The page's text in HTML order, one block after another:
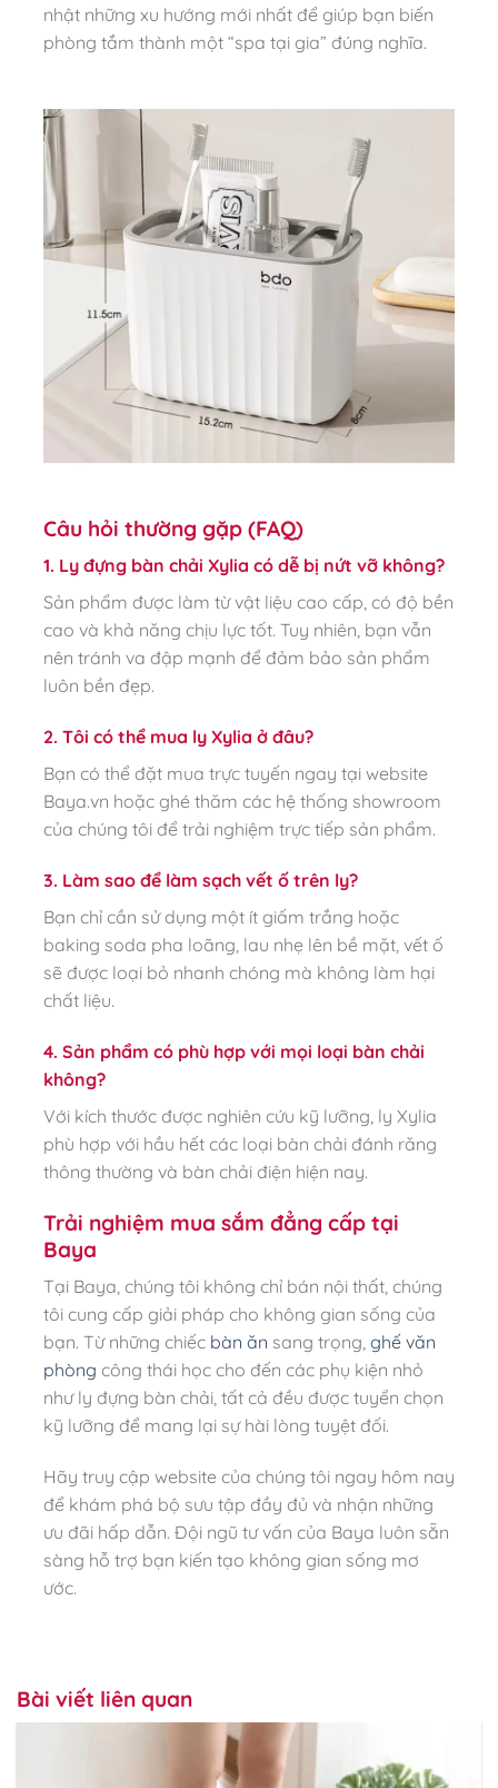
nhật những xu hướng mới nhất để giúp bạn biến
phòng tắm thành một “spa tại gia” đúng nghĩa.
Câu hỏi thường gặp (FAQ)
1. Ly đựng bàn chải Xylia có dễ bị nứt vỡ không?
Sản phẩm được làm từ vật liệu cao cấp, có độ bền
cao và khả năng chịu lực tốt. Tuy nhiên, bạn vẫn
nên tránh va đập mạnh để đảm bảo sản phẩm
luôn bền đẹp.
2. Tôi có thể mua ly Xylia ở đâu?
Bạn có thể đặt mua trực tuyến ngay tại website
Baya.vn hoặc ghé thăm các hệ thống showroom
của chúng tôi để trải nghiệm trực tiếp sản phẩm.
3. Làm sao để làm sạch vết ố trên ly?
Bạn chỉ cần sử dụng một ít giấm trắng hoặc
baking soda pha loãng, lau nhẹ lên bề mặt, vết ố
sẽ được loại bỏ nhanh chóng mà không làm hại
chất liệu.
4. Sản phẩm có phù hợp với mọi loại bàn chải
không?
Với kích thước được nghiên cứu kỹ lưỡng, ly Xylia
phù hợp với hầu hết các loại bàn chải đánh răng
thông thường và bàn chải điện hiện nay.
Trải nghiệm mua sắm đẳng cấp tại
Baya
Tại Baya, chúng tôi không chỉ bán nội thất, chúng
tôi cung cấp giải pháp cho không gian sống của
bạn. Từ những chiếc bàn ăn sang trọng, ghế văn
phòng công thái học cho đến các phụ kiện nhỏ
như ly đựng bàn chải, tất cả đều được tuyển chọn
kỹ lưỡng để mang lại sự hài lòng tuyệt đối.
Hãy truy cập website của chúng tôi ngay hôm nay
để khám phá bộ sưu tập đầy đủ và nhận những
ưu đãi hấp dẫn. Đội ngũ tư vấn của Baya luôn sẵn
sàng hỗ trợ bạn kiến tạo không gian sống mơ
ước.
Bài viết liên quan